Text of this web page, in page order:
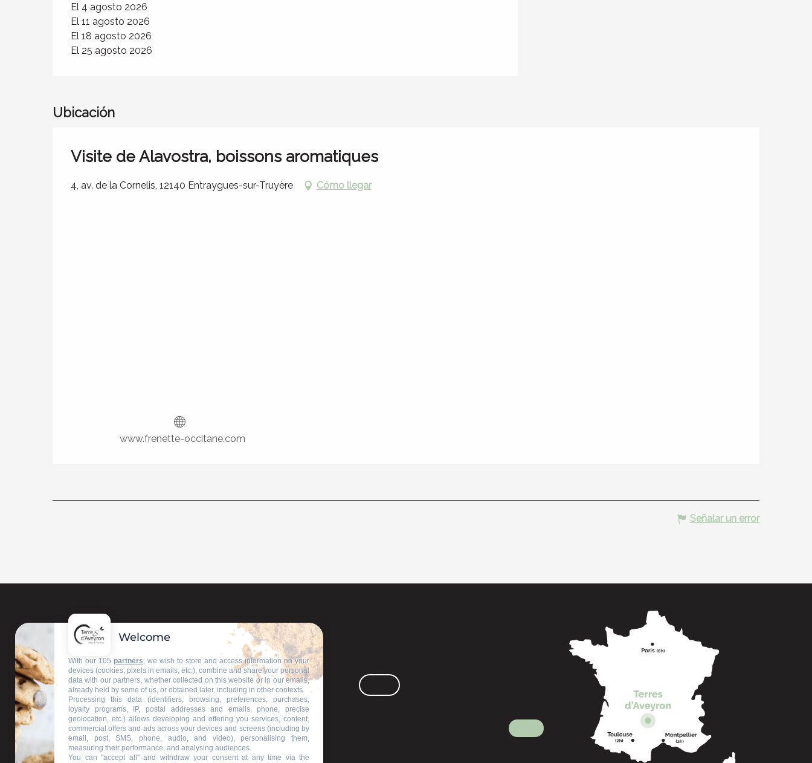
El 4 agosto 2026
El 11 agosto 2026
El 18 agosto 2026
El 25 agosto 2026
Ubicación
Visite de Alavostra, boissons aromatiques
4, av. de la Cornelis, 12140 Entraygues-sur-Truyère Cómo llegar
www.frenette-occitane.com
Señalar un error
Welcome
With our 105 partners, we wish to store and access information on your
devices (cookies, pixels in emails, etc.), combine and share your personal
data with our partners, whether collected on this website or in our emails,
already held by some of us, or obtained later, including in other contexts.
Processing this data (identifiers, browsing, preferences, purchases,
loyalty programs, IP, postal addresses and emails, phone, precise
geolocation, etc.) allows developing and offering you services, content,
commercial offers and ads across your devices and screens (including by
email, post, SMS, phone, audio, and video), personalising them,
measuring their performance, and analysing audiences.
You can "accept all" and withdraw your consent at any time via the